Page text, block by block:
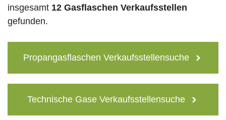
insgesamt 12 Gasflaschen Verkaufsstellen
gefunden.
Propangasflaschen Verkaufsstellensuche
Technische Gase Verkaufsstellensuche